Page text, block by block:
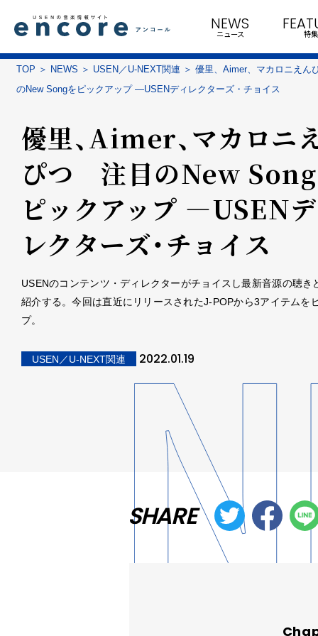
NEWS
ニュース 特集
TOP NEWS USEN／U-NEXT関連
優里、Aimer、マカロニえ
のNew Songをピックアップ ―USENディレクターズ・チョイス
優里、Aimer、マカロニ
ぴつ 注目のNew
ピックアップ ―USEN
レクターズ・チョイス
USENのコンテンツ・ディレクターがチョイスし最新音源の聴き
紹介する。今回は直近にリリースされたJ-POPから3アイテムを
プ。
USEN／U-NEXT関連 2022.01.19
SHARE